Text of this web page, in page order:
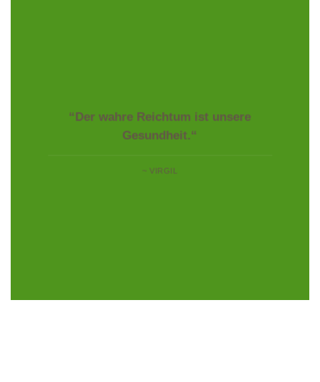
“Der wahre Reichtum ist unsere
Gesundheit.“
~ VIRGIL